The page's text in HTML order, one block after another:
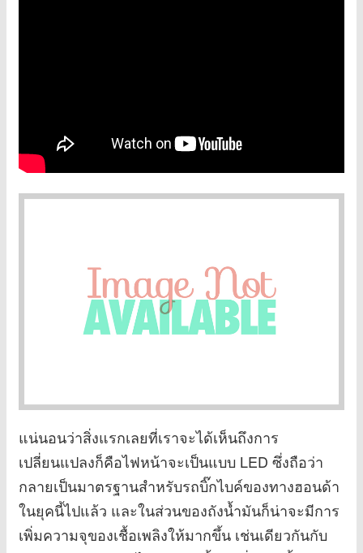
แน่นอนว่าสิ่งแรกเลยที่เราจะได้เห็นถึงการ
เปลี่ยนแปลงก็คือไฟหน้าจะเป็นแบบ LED ซึ่งถือว่า
กลายเป็นมาตรฐานสำหรับรถบิ๊กไบค์ของทางฮอนด้า
ในยุคนี้ไปแล้ว และในส่วนของถังน้ำมันก็น่าจะมีการ
เพิ่มความจุของเชื้อเพลิงให้มากขึ้น เช่นเดียวกันกับ